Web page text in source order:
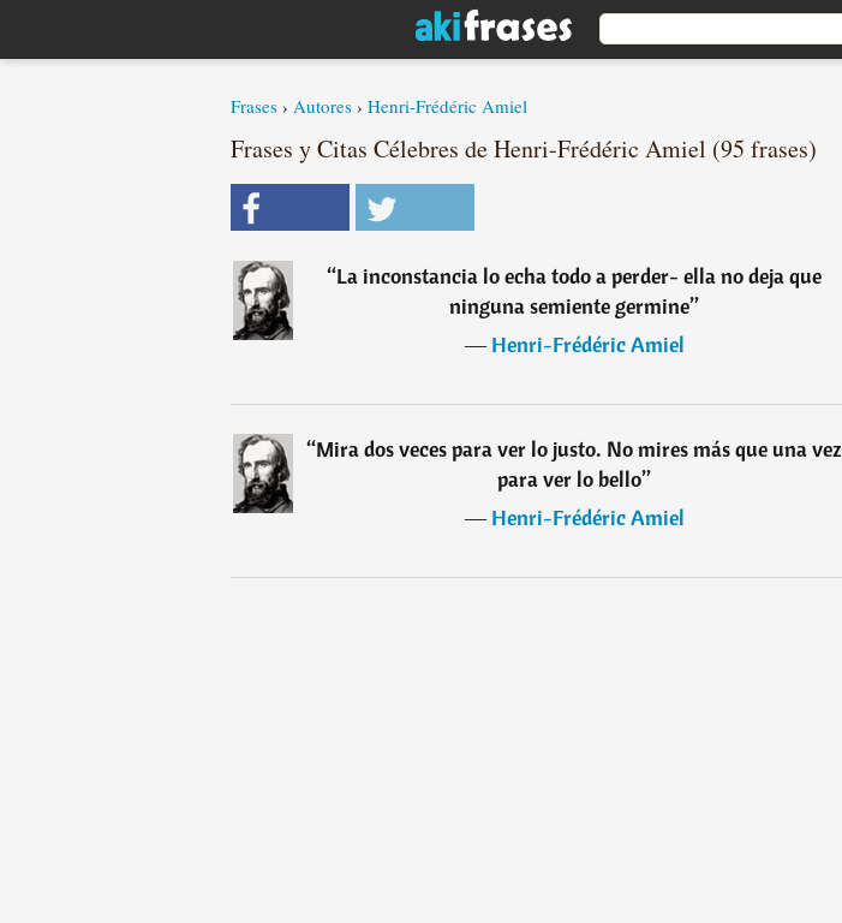
Frases › Autores › Henri-Frédéric Amiel
Frases y Citas Célebres de Henri-Frédéric Amiel (95 frases)
“La inconstancia lo echa todo a perder- ella no deja que
ninguna semiente germine”
―Henri-Frédéric Amiel
“Mira dos veces para ver lo justo. No mires más que una vez
para ver lo bello”
―Henri-Frédéric Amiel